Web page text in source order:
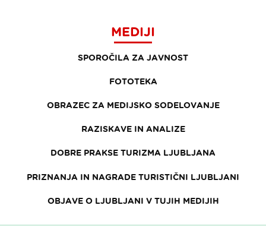
MEDIJI
SPOROČILA ZA JAVNOST
FOTOTEKA
OBRAZEC ZA MEDIJSKO SODELOVANJE
RAZISKAVE IN ANALIZE
DOBRE PRAKSE TURIZMA LJUBLJANA
PRIZNANJA IN NAGRADE TURISTIČNI LJUBLJANI
OBJAVE O LJUBLJANI V TUJIH MEDIJIH